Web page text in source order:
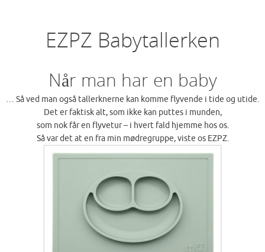
EZPZ Babytallerken
Når man har en baby
… Så ved man også tallerknerne kan komme flyvende i tide og utide.
Det er faktisk alt, som ikke kan puttes i munden,
som nok får en flyvetur – i hvert fald hjemme hos os.
Så var det at en fra min mødregruppe, viste os EZPZ.